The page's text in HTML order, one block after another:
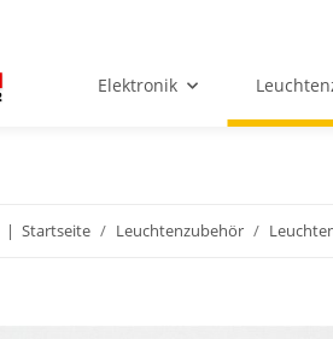
Elektronik
Startseite Leuchtenzubehör